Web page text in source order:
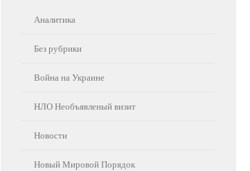
Аналитика
Без рубрики
Война на Украине
НЛО Необъявленый визит
Новости
Новый Мировой Порядок